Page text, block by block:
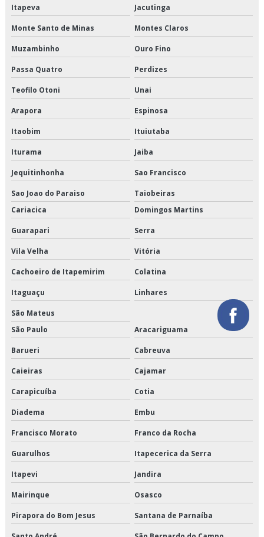
Orçamento de entrega de congelados
Orçamento de entrega de perecíveis
Orçamento de entrega de refrigerados
Orçamento de entregas fracionadas
Orçamento de logística de alimentos
Orçamento de logística de alimentos congelados
Orçamento de serviço de entrega de perecíveis
Orçamento de transporte de alimentos perecíveis
Orçamento de transporte de climatizados
Orçamento de transporte de congelados
Orçamento de transporte de refrigerados
Orçamento de transporte dedicado de alimentos
Orçamento de transporte produtos congelados
Orçamento de transporte produtos refrigerados
Serviço de armazenagem de produtos perecíveis
Serviço de armazenagem para alimentos climatizados
Serviço de armazenagem para alimentos congelados
Serviço de armazenagem para alimentos refrigerados
Serviço de armazenamento refrigerado
Itapeva Jacutinga
Monte Santo de Minas Montes Claros
Muzambinho Ouro Fino
Passa Quatro Perdizes
Teofilo Otoni Unai
Arapora Espinosa
Itaobim Ituiutaba
Iturama Jaiba
Jequitinhonha Sao Francisco
Sao Joao do Paraiso
Taiobeiras
Cariacica
Domingos Martins
Guarapari Serra
Vila Velha Vitória
Cachoeiro de Itapemirim Colatina
Itaguaçu Linhares
São Mateus
São Paulo
Aracariguama
Barueri Cabreuva
Caieiras Cajamar
Carapicuíba Cotia
Diadema Embu
Francisco Morato Franco da Rocha
Guarulhos Itapecerica da Serra
Itapevi Jandira
Mairinque Osasco
Pirapora do Bom Jesus Santana de Parnaíba